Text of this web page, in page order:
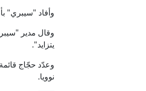
وأفاد "سيبري" بأن قوى العالم تملك ما
وقال مدير
يتزايد".
وعدّد حجّاج
نوويا.